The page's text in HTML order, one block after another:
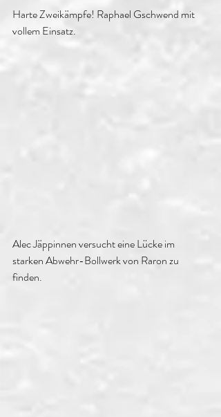
Harte Zweikämpfe! Raphael Gschwend mit
vollem Einsatz.
Alec Jäppinnen versucht eine Lücke im
starken Abwehr-Bollwerk von Raron zu
finden.